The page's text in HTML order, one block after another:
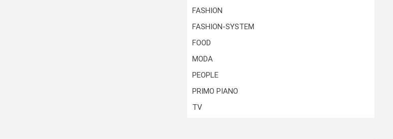
FASHION
FASHION-SYSTEM
FOOD
MODA
PEOPLE
PRIMO PIANO
TV